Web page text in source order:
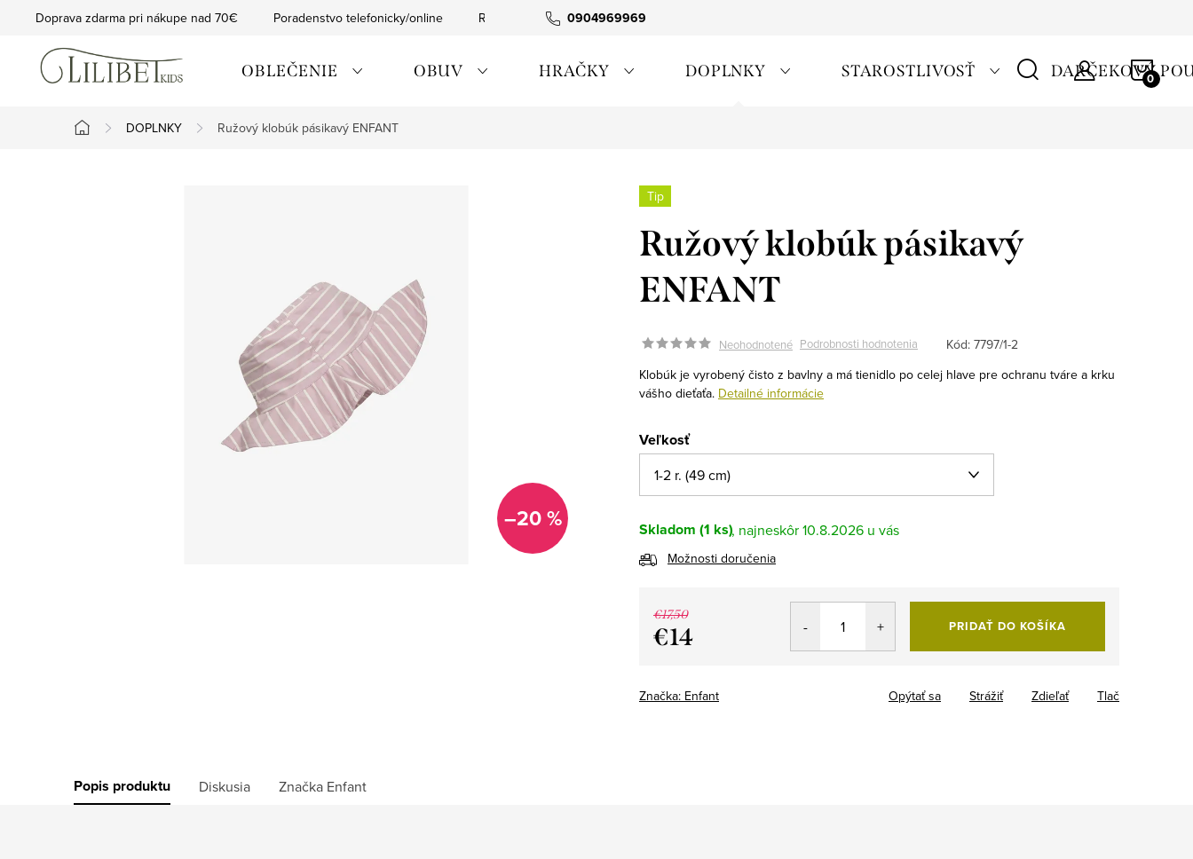
0904969969
Doprava zdarma pri nákupe nad 70€ Poradenstvo telefonicky/online Rýchla expedícia Tovar skladom
OBLEČENIE OBUV HRAČKY DOPLNKY STAROSTLIVOSŤ DARČEKOVÝ
Domov
DOPLNKY Ružový klobúk pásikavý ENFANT
–20 %
Tip
Ružový klobúk pásikavý
ENFANT
Neohodnotené Podrobnosti hodnotenia Kód: 7797/1-2
Klobúk je vyrobený čisto z bavlny a má tienidlo po celej hlave pre ochranu tváre a krku
vášho dieťaťa. Detailné informácie
Veľkosť
Skladom (1 ks) 10.8.2026
Možnosti doručenia
€17,50
€14 PRIDAŤ DO KOŠÍKA
Značka: Enfant Tlač
Opýtať sa Strážiť Zdieľať
Popis produktu Diskusia Značka Enfant